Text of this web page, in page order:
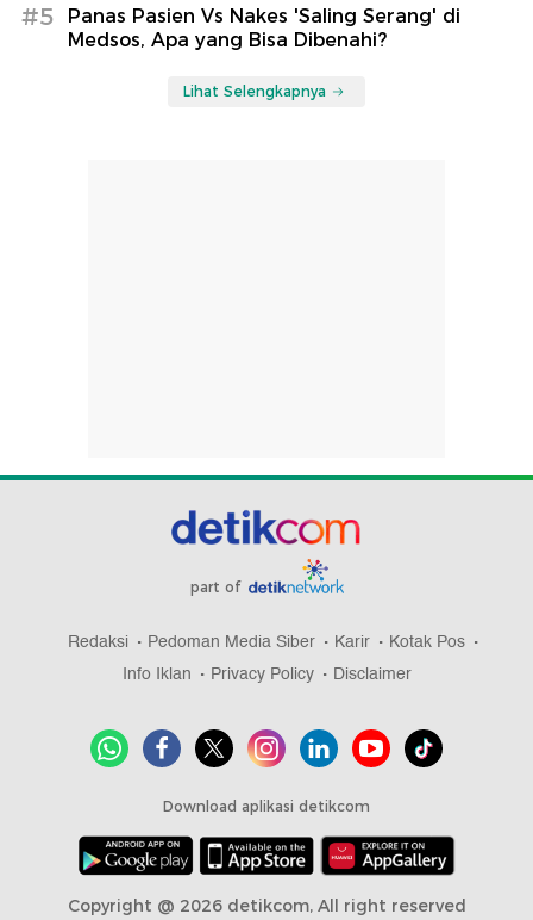
#5
Panas Pasien Vs Nakes 'Saling Serang' di
Medsos, Apa yang Bisa Dibenahi?
Lihat Selengkapnya
part of
Redaksi Pedoman Media Siber Karir
Kotak Pos
Info Iklan
Privacy Policy Disclaimer
Download aplikasi detikcom
Copyright @ 2026 detikcom, All right reserved